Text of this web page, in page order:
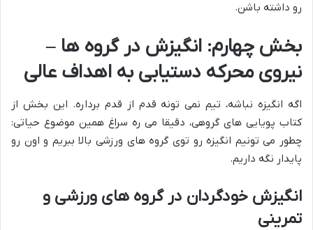
رو داشته باشن.
بخش چهارم: انگیزش در گروه ها –
نیروی محرکه دستیابی به اهداف عالی
اگه انگیزه نباشه، تیم نمی تونه قدم از قدم برداره. این بخش از
کتاب پویایی های گروهی، دقیقا می ره سراغ همین موضوع حیاتی:
چطور می تونیم انگیزه رو توی گروه های ورزشی بالا ببریم و اون رو
پایدار نگه داریم.
انگیزش خودگردان در گروه های ورزشی و
تمرینی